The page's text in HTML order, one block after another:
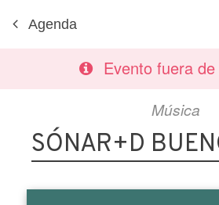
Agenda
Evento fuera
Música
SÓNAR+D